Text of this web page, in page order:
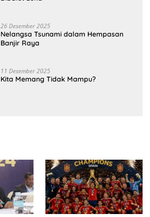
26 Desember 2025
Nelangsa Tsunami dalam Hempasan
Banjir Raya
11 Desember 2025
Kita Memang Tidak Mampu?